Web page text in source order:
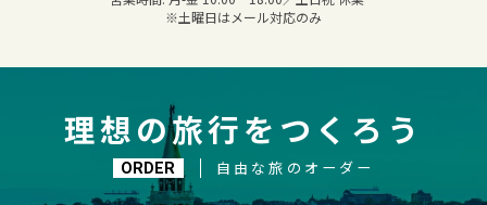
※土曜日はメール対応のみ
理想の旅行をつくろう
ORDER 自由な旅のオーダー